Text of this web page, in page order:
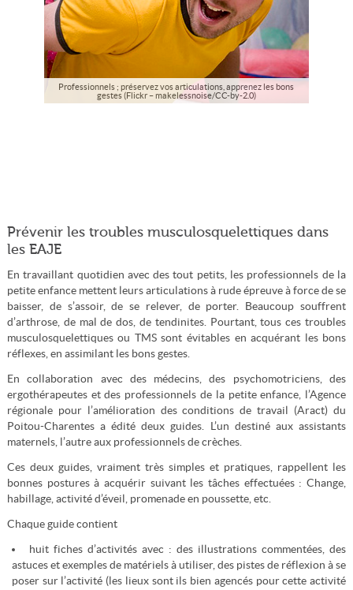
Professionnels ; préservez vos articulations, apprenez les bons
gestes (Flickr – makelessnoise/CC-by-2.0)
Prévenir les troubles musculosquelettiques dans
les EAJE
En travaillant quotidien avec des tout petits, les professionnels de la
petite enfance mettent leurs articulations à rude épreuve à force de se
baisser, de s’assoir, de se relever, de porter. Beaucoup souffrent
d’arthrose, de mal de dos, de tendinites. Pourtant, tous ces troubles
musculosquelettiques ou TMS sont évitables en acquérant les bons
réflexes, en assimilant les bons gestes.
En collaboration avec des médecins, des psychomotriciens, des
ergothérapeutes et des professionnels de la petite enfance, l’Agence
régionale pour l’amélioration des conditions de travail (Aract) du
Poitou-Charentes a édité deux guides. L’un destiné aux assistants
maternels, l’autre aux professionnels de crèches.
Ces deux guides, vraiment très simples et pratiques, rappellent les
bonnes postures à acquérir suivant les tâches effectuées : Change,
habillage, activité d’éveil, promenade en poussette, etc.
Chaque guide contient
huit fiches d’activités avec : des illustrations commentées, des
astuces et exemples de matériels à utiliser, des pistes de réflexion à se
poser sur l’activité (les lieux sont ils bien agencés pour cette activité